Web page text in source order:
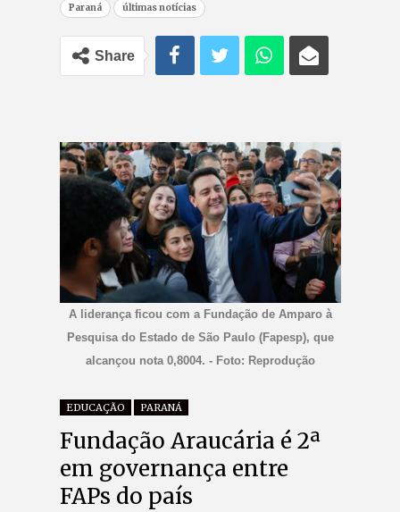
Paraná
últimas notícias
Share
A liderança ficou com a Fundação de Amparo à
Pesquisa do Estado de São Paulo (Fapesp), que
alcançou nota 0,8004. - Foto: Reprodução
EDUCAÇÃO PARANÁ
Fundação Araucária é 2ª
em governança entre
FAPs do país